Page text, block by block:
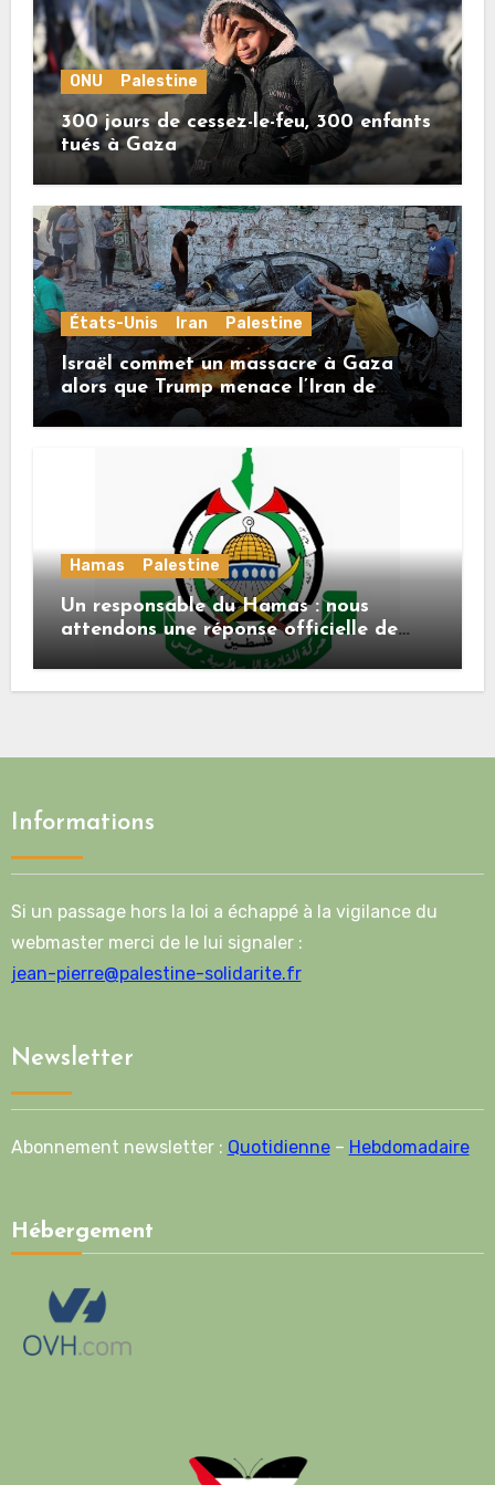
ONU Palestine
300 jours de cessez-le-feu, 300 enfants
tués à Gaza
États-Unis Iran Palestine
Israël commet un massacre à Gaza
alors que Trump menace l’Iran de
«décapitation»
Hamas Palestine
Un responsable du Hamas : nous
attendons une réponse officielle de
Mladenov concernant la feuille de
Informations
Si un passage hors la loi a échappé à la vigilance du
webmaster merci de le lui signaler :
jean-pierre@palestine-solidarite.fr
Newsletter
Abonnement newsletter : Quotidienne– Hebdomadaire
Hébergement